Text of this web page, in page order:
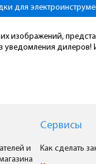
для
изображений,
уведомления
и
Сервисы
Как сделать